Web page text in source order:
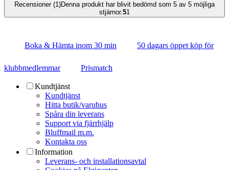
Recensioner (1)Denna produkt har blivit bedömd som 5 av 5 möjliga
stjärnor.51
Boka & Hämta inom 30 min 50 dagars öppet köp för
klubbmedlemmar Prismatch
Kundtjänst
Kundtjänst
Hitta butik/varuhus
Spåra din leverans
Support via fjärrhjälp
Bluffmail m.m.
Kontakta oss
Information
Leverans- och installationsavtal